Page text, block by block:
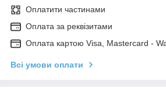
Оплатити частинами
Оплата за реквізитами
Оплата картою Visa, Mastercard -
Всі умови оплати